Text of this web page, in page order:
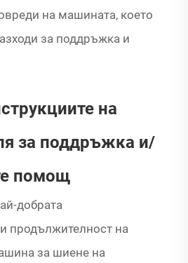
на машината, което
за поддръжка и
на
за поддръжка и/
помощ
добрата
продължителност на
за шиене на